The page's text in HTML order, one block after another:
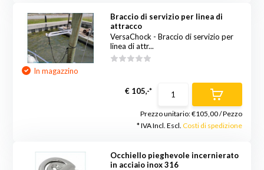
Braccio di servizio per linea di
attracco
VersaChock - Braccio di servizio per
linea di attr...
In magazzino
€ 105,-*
Prezzo unitario:€105,00/Pezzo
* IVA Incl. Escl. Costi di spedizione
Occhiello pieghevole incernierato
in acciaio inox 316